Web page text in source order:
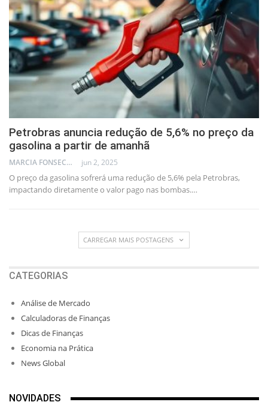
Petrobras anuncia redução de 5,6% no preço da
gasolina a partir de amanhã
MARCIA FONSECA - FINANCIAL CONSULTANT jun 2, 2025
O preço da gasolina sofrerá uma redução de 5,6% pela Petrobras,
impactando diretamente o valor pago nas bombas.…
CARREGAR MAIS POSTAGENS
CATEGORIAS
Análise de Mercado
Calculadoras de Finanças
Dicas de Finanças
Economia na Prática
News Global
NOVIDADES